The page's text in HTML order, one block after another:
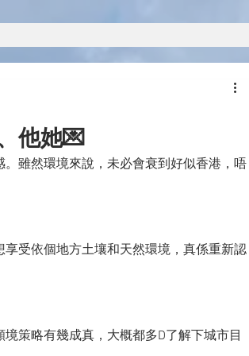
他她💌
雖然環境來說，未必會衰到好似香港，唔
受依個地方土壤和天然環境，真係重新認
策略有幾成真，大概都多D了解下城市目